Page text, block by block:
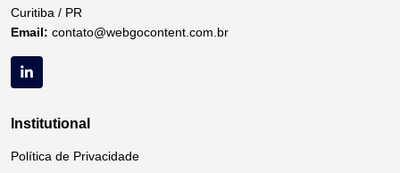
Curitiba / PR
Email: contato@webgocontent.com.br
Institutional
Política de Privacidade